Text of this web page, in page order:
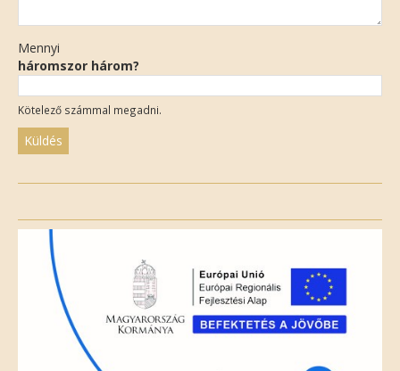
Mennyi
háromszor három?
Kötelező számmal megadni.
field
empty.